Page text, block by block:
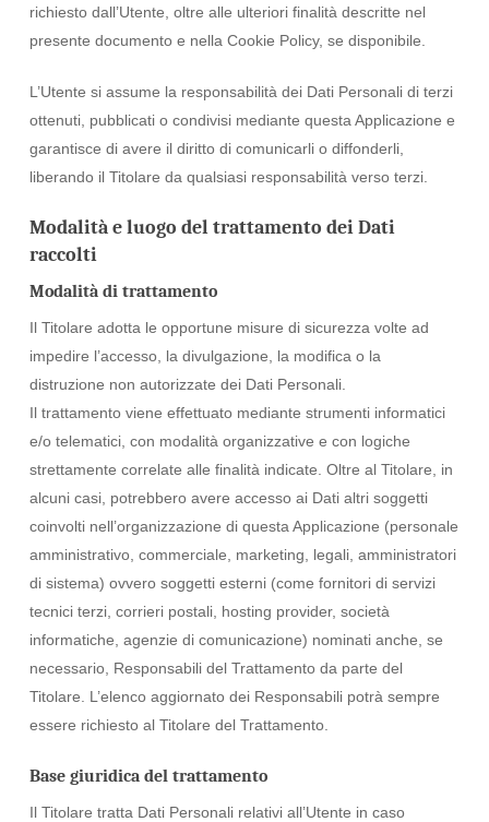
richiesto dall’Utente, oltre alle ulteriori finalità descritte nel
presente documento e nella Cookie Policy, se disponibile.
L’Utente si assume la responsabilità dei Dati Personali di terzi
ottenuti, pubblicati o condivisi mediante questa Applicazione e
garantisce di avere il diritto di comunicarli o diffonderli,
liberando il Titolare da qualsiasi responsabilità verso terzi.
Modalità e luogo del trattamento dei Dati
raccolti
Modalità di trattamento
Il Titolare adotta le opportune misure di sicurezza volte ad
impedire l’accesso, la divulgazione, la modifica o la
distruzione non autorizzate dei Dati Personali.
Il trattamento viene effettuato mediante strumenti informatici
e/o telematici, con modalità organizzative e con logiche
strettamente correlate alle finalità indicate. Oltre al Titolare, in
alcuni casi, potrebbero avere accesso ai Dati altri soggetti
coinvolti nell’organizzazione di questa Applicazione (personale
amministrativo, commerciale, marketing, legali, amministratori
di sistema) ovvero soggetti esterni (come fornitori di servizi
tecnici terzi, corrieri postali, hosting provider, società
informatiche, agenzie di comunicazione) nominati anche, se
necessario, Responsabili del Trattamento da parte del
Titolare. L’elenco aggiornato dei Responsabili potrà sempre
essere richiesto al Titolare del Trattamento.
Base giuridica del trattamento
Il Titolare tratta Dati Personali relativi all’Utente in caso